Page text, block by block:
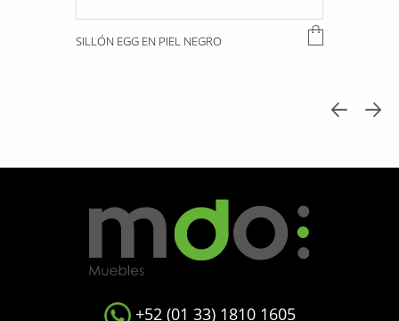
SILLÓN EGG EN PIEL NEGRO
+52 (01 33) 1810 1605